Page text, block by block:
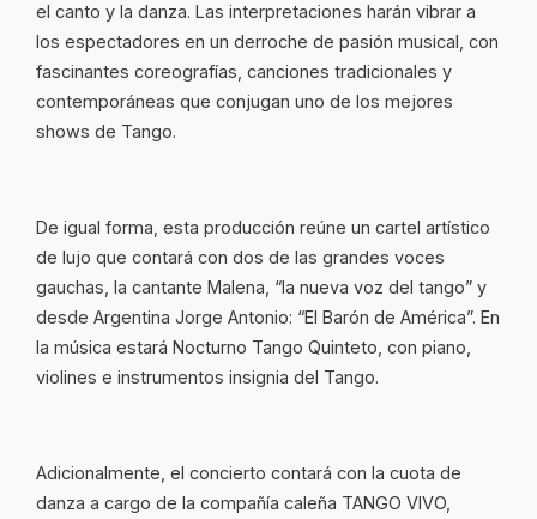
el canto y la danza. Las interpretaciones harán vibrar a
los espectadores en un derroche de pasión musical, con
fascinantes coreografías, canciones tradicionales y
contemporáneas que conjugan uno de los mejores
shows de Tango.
De igual forma, esta producción reúne un cartel artístico
de lujo que contará con dos de las grandes voces
gauchas, la cantante Malena, “la nueva voz del tango” y
desde Argentina Jorge Antonio: “El Barón de América”. En
la música estará Nocturno Tango Quinteto, con piano,
violines e instrumentos insignia del Tango.
Adicionalmente, el concierto contará con la cuota de
danza a cargo de la compañía caleña TANGO VIVO,